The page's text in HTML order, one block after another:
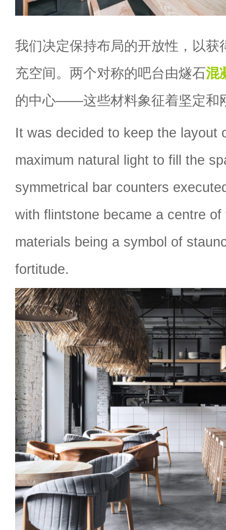
我们决定保持布局的开放性，以获
充空间。两个对称的吧台由燧石混
的中心——这些材料象征着坚定和
It was decided to keep the layout
maximum natural light to fill the
symmetrical bar counters
with flintstone became a centre
materials being a symbol of
fortitude.